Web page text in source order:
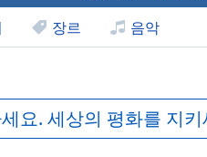
장르 음악
요. 세상의 평화를 지키